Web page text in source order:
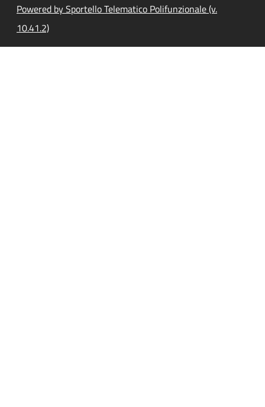
Powered by Sportello Telematico Polifunzionale (v.
10.41.2)